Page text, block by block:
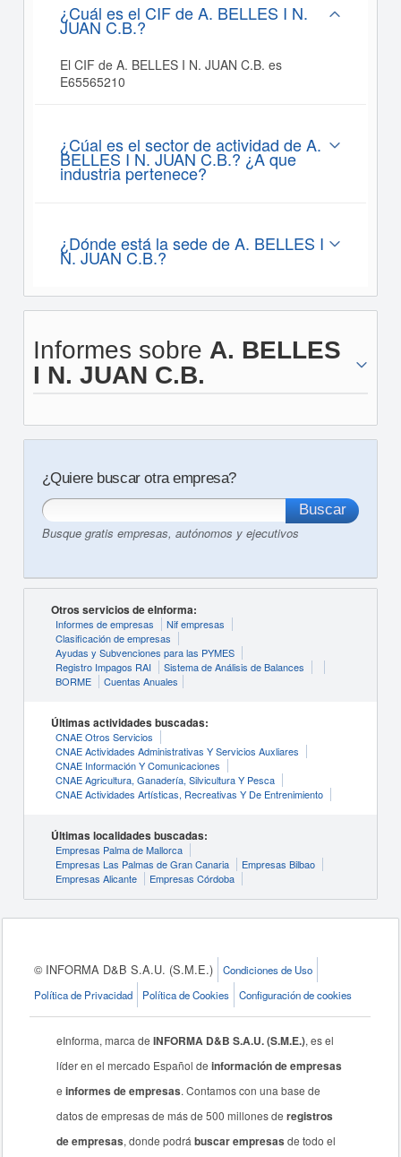
¿Cuál es el CIF de A. BELLES I N.
JUAN C.B.?
El CIF de A. BELLES I N. JUAN C.B. es
E65565210
¿Cúal es el sector de actividad de A.
BELLES I N. JUAN C.B.? ¿A que
industria pertenece?
¿Dónde está la sede de A. BELLES I
N. JUAN C.B.?
Informes sobre A. BELLES
I N. JUAN C.B.
¿Quiere buscar otra empresa?
Busque gratis empresas, autónomos y ejecutivos
Otros servicios de eInforma:
Informes de empresas
Nif empresas
Clasificación de empresas
Ayudas y Subvenciones para las PYMES
Registro Impagos RAI
Sistema de Análisis de Balances
BORME
Cuentas Anuales
Últimas actividades buscadas:
CNAE Otros Servicios
CNAE Actividades Administrativas Y Servicios Auxliares
CNAE Información Y Comunicaciones
CNAE Agricultura, Ganadería, Silvicultura Y Pesca
CNAE Actividades Artísticas, Recreativas Y De Entrenimiento
Últimas localidades buscadas:
Empresas Palma de Mallorca
Empresas Las Palmas de Gran Canaria
Empresas Bilbao
Empresas Alicante
Empresas Córdoba
© INFORMA D&B S.A.U. (S.M.E.)
Condiciones de Uso
Política de Privacidad
Política de Cookies Configuración de cookies
eInforma, marca deINFORMA D&B S.A.U. (S.M.E.), es el
líder en el mercado Español deinformación de empresas
einformes de empresas. Contamos con una base de
datos de empresas de más de 500 millones deregistros
de empresas, donde podrábuscar empresas de todo el